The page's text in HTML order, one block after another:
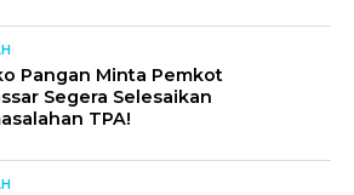
Pangan Minta Pemkot
Segera Selesaikan
TPA!